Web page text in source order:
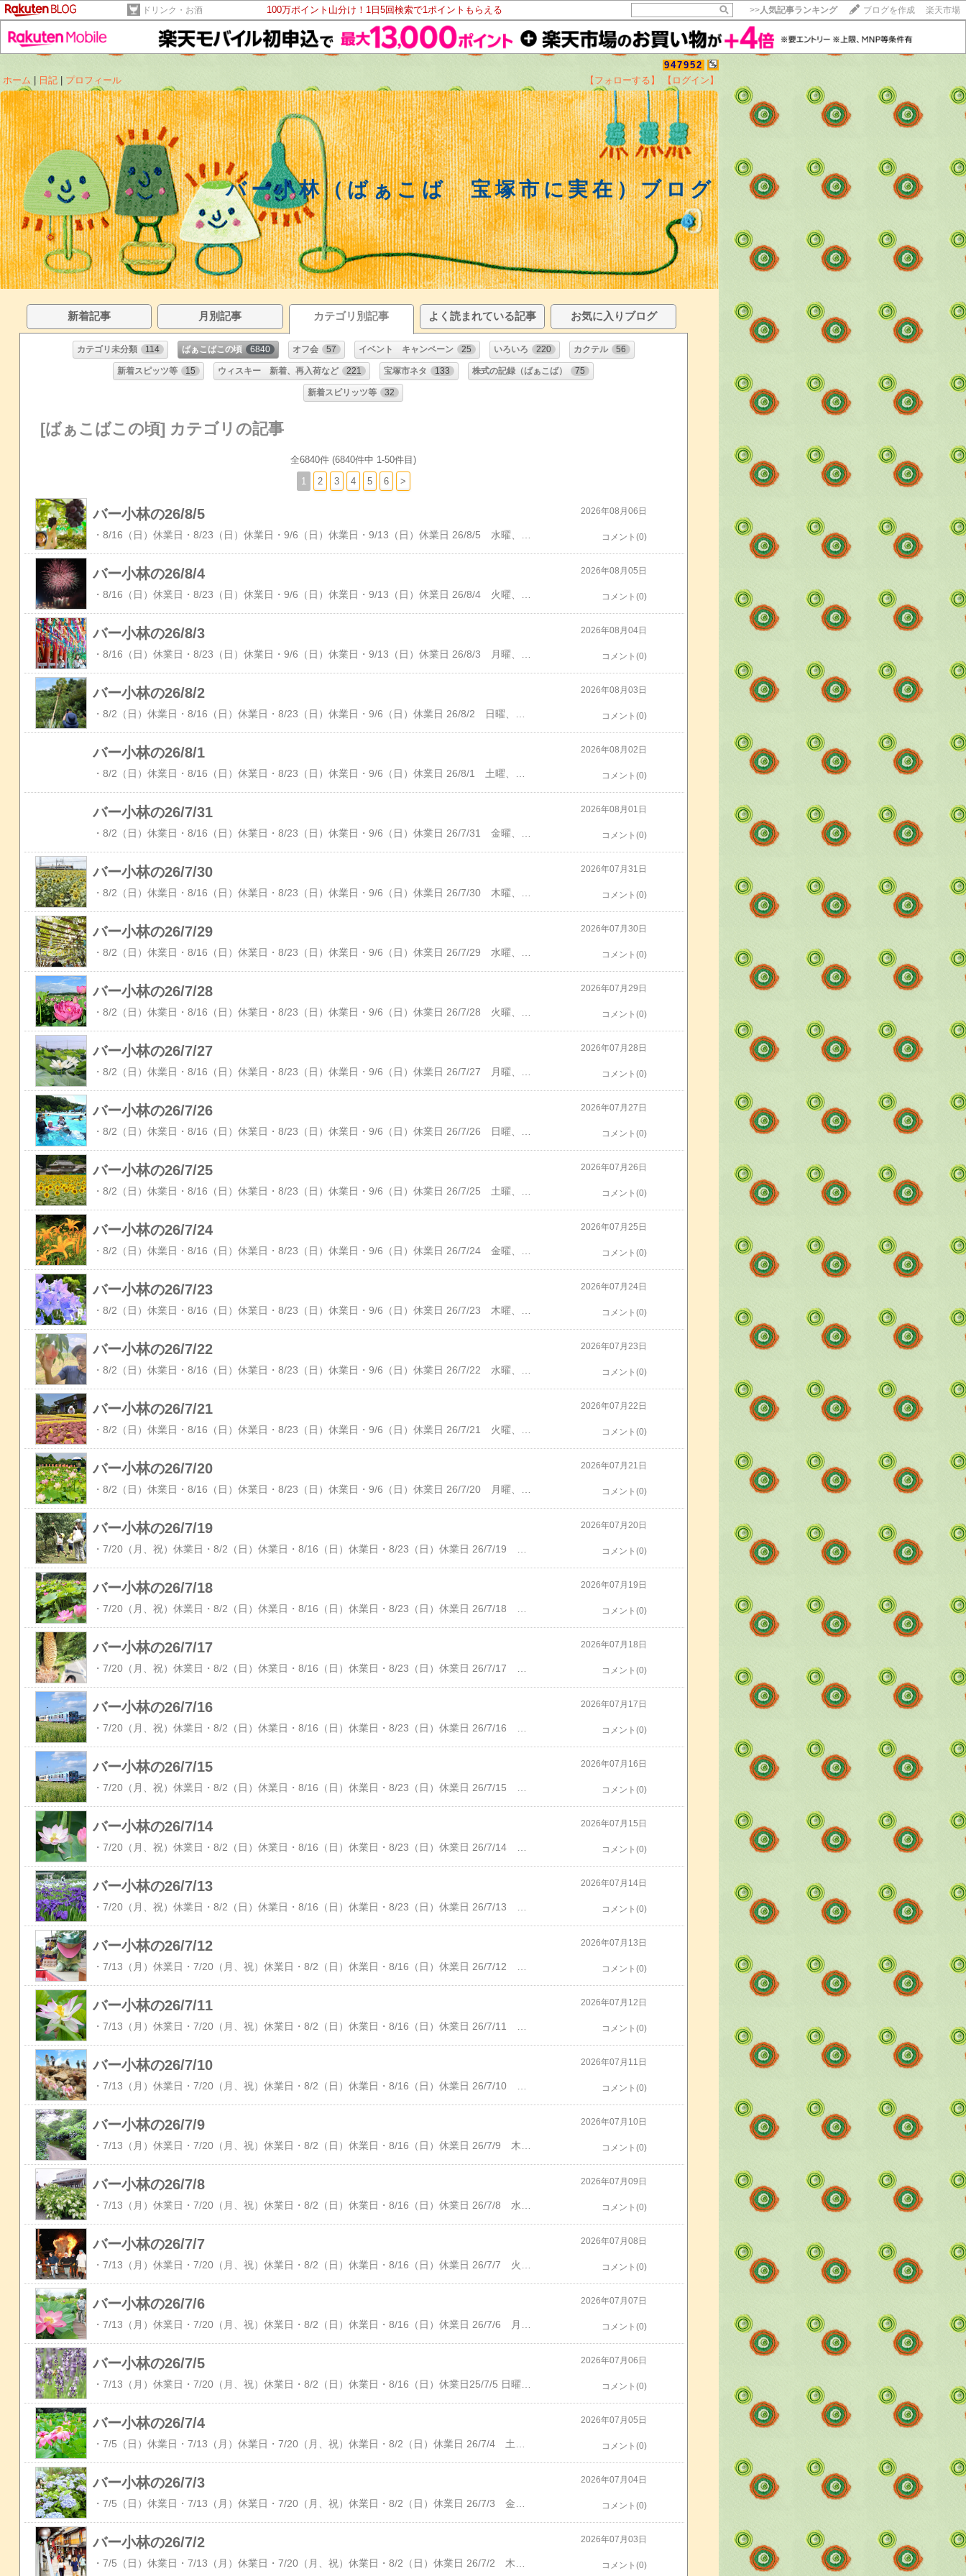
ドリンク・お酒 100万ポイント山分け！1日5回検索で1ポイントもらえる >>人気記事ランキング ブログを作成 楽天市場
947952
ホーム
日記 プロフィール 【フォローする】 【ログイン】
バー小林（ばぁこば 宝塚市に実在）ブログ
新着記事 月別記事 カテゴリ別記事 よく読まれている記事 お気に入りブログ
カテゴリ未分類 114 ばぁこばこの頃 6840 オフ会 57 イベント キャンペーン 25 いろいろ 220 カクテル 56
新着スピッツ等 15 ウィスキー 新着、再入荷など 221 宝塚市ネタ 133 株式の記録（ばぁこば） 75
新着スピリッツ等 32
[ばぁこばこの頃] カテゴリの記事
全6840件 (6840件中 1-50件目)
1 2 3 4 5 6 >
バー小林の26/8/5 2026年08月06日
コメント(0)
バー小林の26/8/4 2026年08月05日
コメント(0)
バー小林の26/8/3 2026年08月04日
コメント(0)
バー小林の26/8/2 2026年08月03日
コメント(0)
バー小林の26/8/1 2026年08月02日
コメント(0)
バー小林の26/7/31 2026年08月01日
コメント(0)
バー小林の26/7/30 2026年07月31日
コメント(0)
バー小林の26/7/29 2026年07月30日
コメント(0)
バー小林の26/7/28 2026年07月29日
コメント(0)
バー小林の26/7/27 2026年07月28日
コメント(0)
バー小林の26/7/26 2026年07月27日
コメント(0)
バー小林の26/7/25 2026年07月26日
コメント(0)
バー小林の26/7/24 2026年07月25日
コメント(0)
バー小林の26/7/23 2026年07月24日
コメント(0)
バー小林の26/7/22 2026年07月23日
コメント(0)
バー小林の26/7/21 2026年07月22日
コメント(0)
バー小林の26/7/20 2026年07月21日
コメント(0)
バー小林の26/7/19 2026年07月20日
コメント(0)
バー小林の26/7/18 2026年07月19日
コメント(0)
バー小林の26/7/17 2026年07月18日
コメント(0)
バー小林の26/7/16 2026年07月17日
コメント(0)
バー小林の26/7/15 2026年07月16日
コメント(0)
バー小林の26/7/14 2026年07月15日
コメント(0)
バー小林の26/7/13 2026年07月14日
コメント(0)
バー小林の26/7/12 2026年07月13日
コメント(0)
バー小林の26/7/11 2026年07月12日
コメント(0)
バー小林の26/7/10 2026年07月11日
コメント(0)
バー小林の26/7/9 2026年07月10日
コメント(0)
バー小林の26/7/8 2026年07月09日
コメント(0)
バー小林の26/7/7 2026年07月08日
コメント(0)
バー小林の26/7/6 2026年07月07日
コメント(0)
バー小林の26/7/5 2026年07月06日
コメント(0)
バー小林の26/7/4 2026年07月05日
コメント(0)
バー小林の26/7/3 2026年07月04日
コメント(0)
バー小林の26/7/2 2026年07月03日
コメント(0)